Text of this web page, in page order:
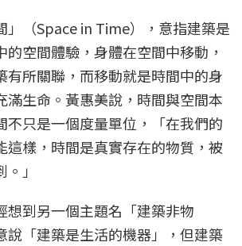
」（Space in Time），意指建築是
的空間體驗，身體在空間中移動，
有所關聯，而移動就是時間中的身
滿生命。黃惠美說，時間與空間本
不只是一個度量單位，「在我們的
這樣，時間是真實存在的物質，被
」
想到另一個主題名「建築非物
說「建築是生活的機器」，但建築